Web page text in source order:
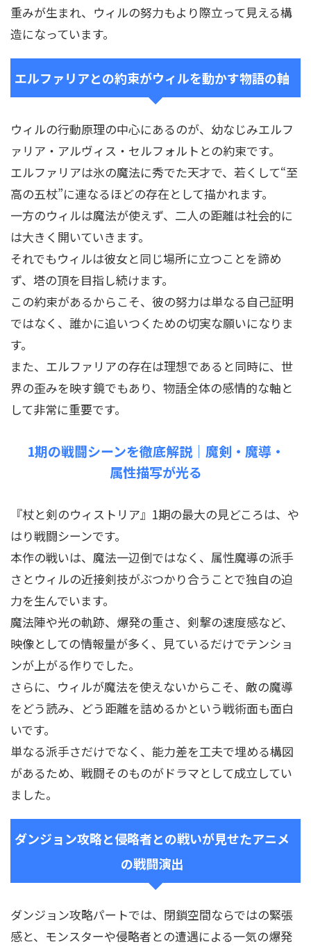
重みが生まれ、ウィルの努力もより際立って見える構
造になっています。
エルファリアとの約束がウィルを動かす物語の軸
ウィルの行動原理の中心にあるのが、幼なじみエルフ
ァリア・アルヴィス・セルフォルトとの約束です。
エルファリアは氷の魔法に秀でた天才で、若くして“至
高の五杖”に連なるほどの存在として描かれます。
一方のウィルは魔法が使えず、二人の距離は社会的に
は大きく開いていきます。
それでもウィルは彼女と同じ場所に立つことを諦め
ず、塔の頂を目指し続けます。
この約束があるからこそ、彼の努力は単なる自己証明
ではなく、誰かに追いつくための切実な願いになりま
す。
また、エルファリアの存在は理想であると同時に、世
界の歪みを映す鏡でもあり、物語全体の感情的な軸と
して非常に重要です。
1期の戦闘シーンを徹底解説｜魔剣・魔導・
属性描写が光る
『杖と剣のウィストリア』1期の最大の見どころは、や
はり戦闘シーンです。
本作の戦いは、魔法一辺倒ではなく、属性魔導の派手
さとウィルの近接剣技がぶつかり合うことで独自の迫
力を生んでいます。
魔法陣や光の軌跡、爆発の重さ、剣撃の速度感など、
映像としての情報量が多く、見ているだけでテンショ
ンが上がる作りでした。
さらに、ウィルが魔法を使えないからこそ、敵の魔導
をどう読み、どう距離を詰めるかという戦術面も面白
いです。
単なる派手さだけでなく、能力差を工夫で埋める構図
があるため、戦闘そのものがドラマとして成立してい
ました。
ダンジョン攻略と侵略者との戦いが見せたアニメ
の戦闘演出
ダンジョン攻略パートでは、閉鎖空間ならではの緊張
感と、モンスターや侵略者との遭遇による一気の爆発